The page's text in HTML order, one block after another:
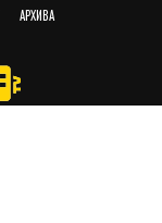
АРХИВА